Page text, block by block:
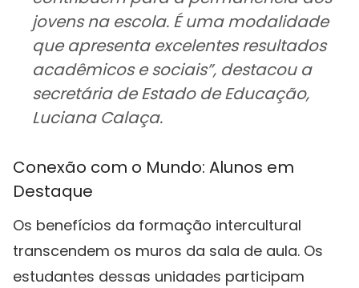
jovens na escola. É uma modalidade
que apresenta excelentes resultados
acadêmicos e sociais”, destacou a
secretária de Estado de Educação,
Luciana Calaça.
Conexão com o Mundo: Alunos em
Destaque
Os benefícios da formação intercultural
transcendem os muros da sala de aula. Os
estudantes dessas unidades participam